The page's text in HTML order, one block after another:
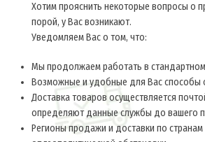
Хотим прояснить некоторые вопросы о
порой, у Вас возникают.
Уведомляем Вас о том, что:
Мы продолжаем работать в
Возможные и удобные для Вас способы
Доставка товаров осуществляется
определяют данные службы до вашего
Регионы продажи и доставки по